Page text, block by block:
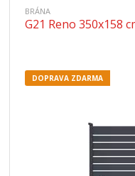
BRÁNA
G21 Reno 350x158
DOPRAVA ZDARMA